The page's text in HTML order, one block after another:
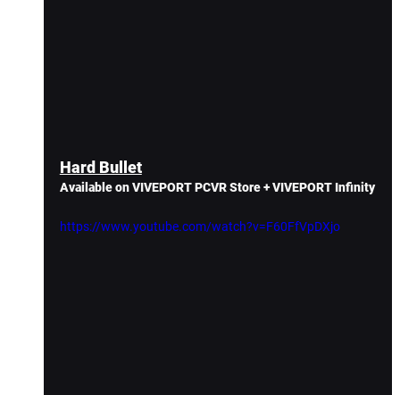
Hard Bullet
Available on VIVEPORT PCVR Store + VIVEPORT Infinity
https://www.youtube.com/watch?v=F60FfVpDXjo